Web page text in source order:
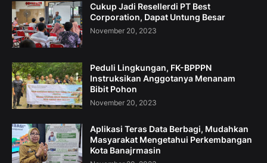
Cukup Jadi Resellerdi PT Best
Corporation, Dapat Untung Besar
November 20, 2023
Peduli Lingkungan, FK-BPPPN
Instruksikan Anggotanya Menanam
Bibit Pohon
November 20, 2023
Aplikasi Teras Data Berbagi, Mudahkan
Masyarakat Mengetahui Perkembangan
Kota Banajrmasin